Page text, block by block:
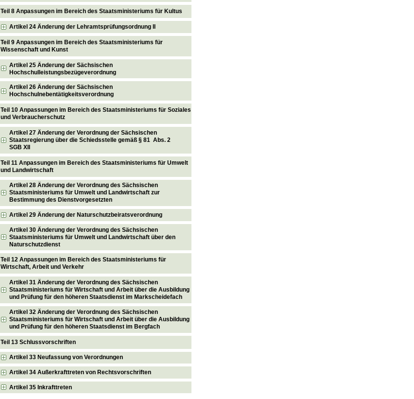
Teil 8 Anpassungen im Bereich des Staatsministeriums für Kultus
Artikel 24 Änderung der Lehramtsprüfungsordnung II
Teil 9 Anpassungen im Bereich des Staatsministeriums für
Wissenschaft und Kunst
Artikel 25 Änderung der Sächsischen
Hochschulleistungsbezügeverordnung
Artikel 26 Änderung der Sächsischen
Hochschulnebentätigkeitsverordnung
Teil 10 Anpassungen im Bereich des Staatsministeriums für Soziales
und Verbraucherschutz
Artikel 27 Änderung der Verordnung der Sächsischen
Staatsregierung über die Schiedsstelle gemäß § 81 Abs. 2
SGB XII
Teil 11 Anpassungen im Bereich des Staatsministeriums für Umwelt
und Landwirtschaft
Artikel 28 Änderung der Verordnung des Sächsischen
Staatsministeriums für Umwelt und Landwirtschaft zur
Bestimmung des Dienstvorgesetzten
Artikel 29 Änderung der Naturschutzbeiratsverordnung
Artikel 30 Änderung der Verordnung des Sächsischen
Staatsministeriums für Umwelt und Landwirtschaft über den
Naturschutzdienst
Teil 12 Anpassungen im Bereich des Staatsministeriums für
Wirtschaft, Arbeit und Verkehr
Artikel 31 Änderung der Verordnung des Sächsischen
Staatsministeriums für Wirtschaft und Arbeit über die Ausbildung
und Prüfung für den höheren Staatsdienst im Markscheidefach
Artikel 32 Änderung der Verordnung des Sächsischen
Staatsministeriums für Wirtschaft und Arbeit über die Ausbildung
und Prüfung für den höheren Staatsdienst im Bergfach
Teil 13 Schlussvorschriften
Artikel 33 Neufassung von Verordnungen
Artikel 34 Außerkrafttreten von Rechtsvorschriften
Artikel 35 Inkrafttreten